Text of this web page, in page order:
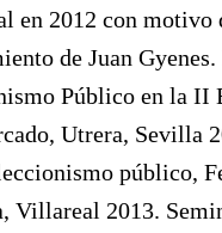
en 2012 con motivo
de Juan
Público en la II
Utrera, Sevilla
público,
Villareal 2013.